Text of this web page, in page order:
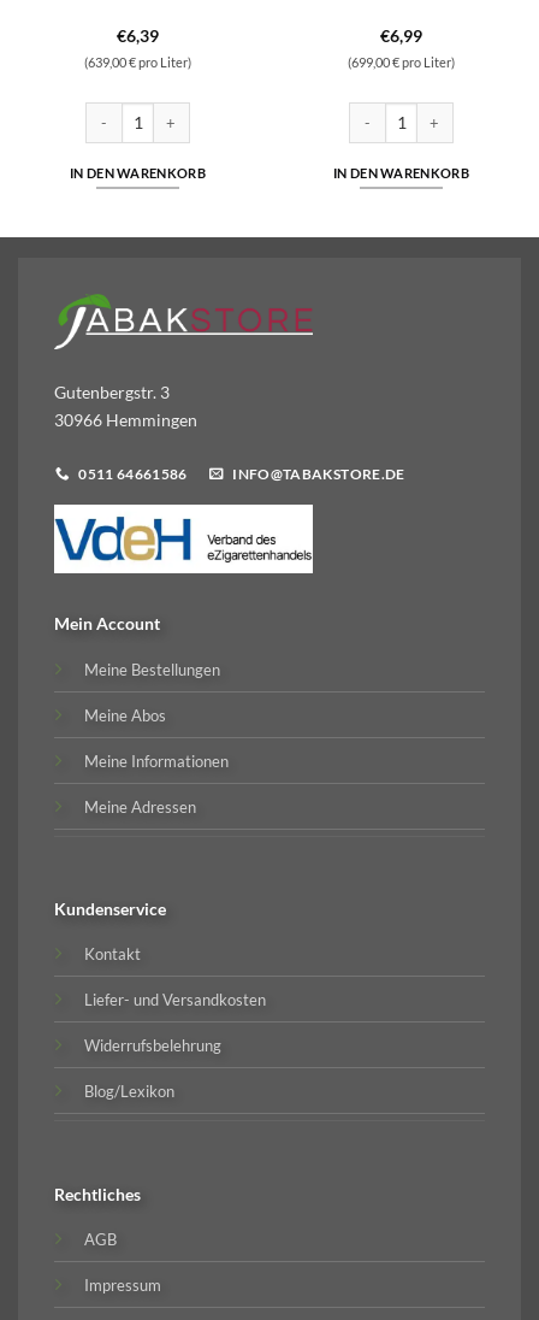
€6,39
(639,00 € pro Liter)
SC - Virginia Tobacco - Hybrid Nikotinsalz 10ml Liquid 5mg/ml Menge
IN DEN WARENKORB
€6,99
(699,00 € pro Liter)
SC - Tobacco Mix -
IN DEN WARENKORB
10ml Liquid 5mg/ml Menge
Gutenbergstr. 3
30966 Hemmingen
0511 64661586 INFO@TABAKSTORE.DE
Mein Account
Meine Bestellungen
Meine Abos
Meine Informationen
Meine Adressen
Kundenservice
Kontakt
Liefer- und Versandkosten
Widerrufsbelehrung
Blog/Lexikon
Rechtliches
AGB
Impressum